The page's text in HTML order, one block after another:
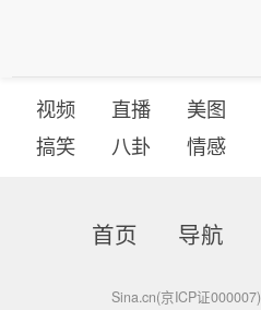
视频 直播 美图
搞笑
八卦 情感
首页 导航
Sina.cn(京ICP证000007)